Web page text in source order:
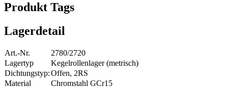
Produkt Tags
Lagerdetail
Art.-Nr.
2780/2720
Lagertyp
Kegelrollenlager (metrisch)
Dichtungstyp:Offen, 2RS
Material
Chromstahl GCr15